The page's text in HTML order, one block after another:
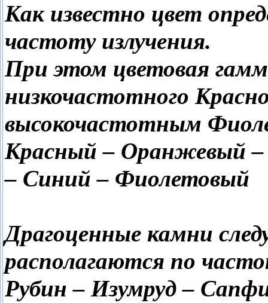
Как известно цвет
частоту излучения.
При этом цветовая
низкочастотного
высокочастотным
Красный – Оранжевый
– Синий – Фиолетовый
Драгоценные камни
располагаются по
Рубин – Изумруд –